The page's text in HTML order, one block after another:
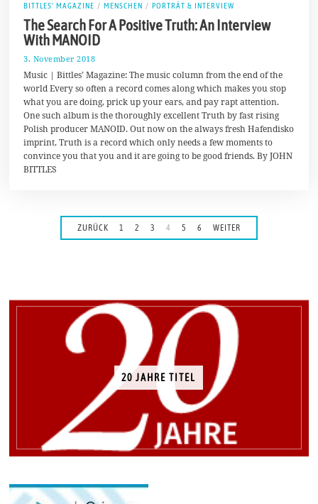
BITTLES' MAGAZINE / MENSCHEN / PORTRÄT & INTERVIEW
The Search For A Positive Truth: An Interview
With MANOID
3. November 2018
.
N
o
v
m
b
e
Music | Bittles’ Magazine: The music column from the end of the
world Every so often a record comes along which makes you stop
what you are doing, prick up your ears, and pay rapt attention.
One such album is the thoroughly excellent Truth by fast rising
Polish producer MANOID. Out now on the always fresh Hafendisko
imprint, Truth is a record which only needs a few moments to
convince you that you and it are going to be good friends. By JOHN
BITTLES
ZURÜCK 1 2 3 4 5 6 WEITER
20 JAHRE TITEL